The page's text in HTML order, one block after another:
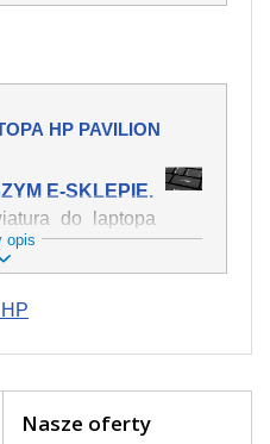
HP PAVILION
E-SKLEPIE.
do laptopa
mechanicznie
płynem, który
klawiaturę,
klawiatury w
znajdziesz za
opis
Nasze oferty